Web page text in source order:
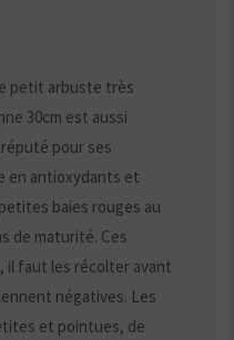
petit arbuste très
30cm est aussi
pour ses
en antioxydants et
baies rouges au
de maturité. Ces
il faut les récolter avant
négatives. Les
et pointues, de